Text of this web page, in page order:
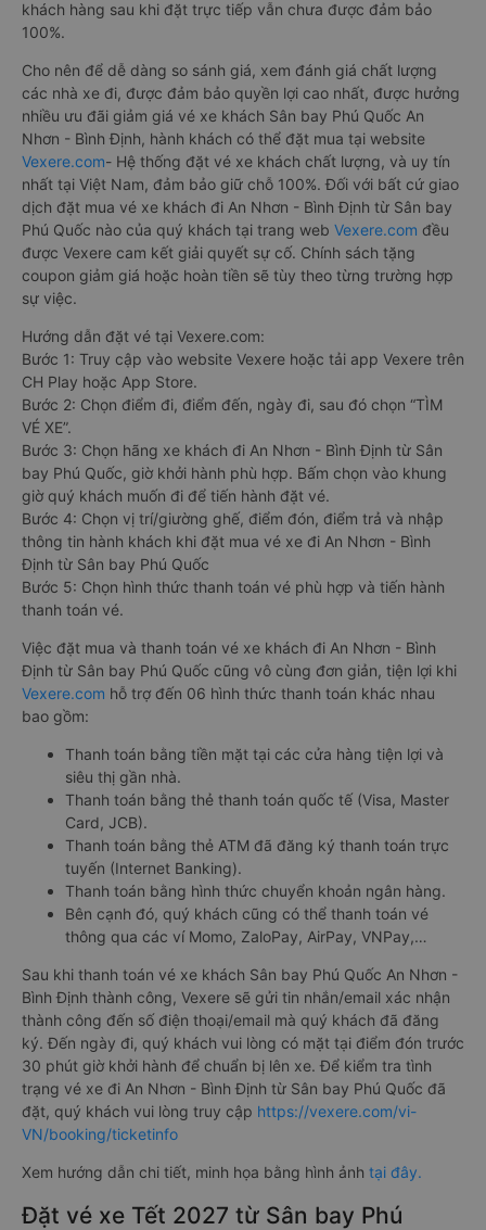
khách hàng sau khi đặt trực tiếp vẫn chưa được đảm bảo
100%.
Cho nên để dễ dàng so sánh giá, xem đánh giá chất lượng
các nhà xe đi, được đảm bảo quyền lợi cao nhất, được hưởng
nhiều ưu đãi giảm giá vé xe khách Sân bay Phú Quốc An
Nhơn - Bình Định, hành khách có thể đặt mua tại website
Vexere.com- Hệ thống đặt vé xe khách chất lượng, và uy tín
nhất tại Việt Nam, đảm bảo giữ chỗ 100%. Đối với bất cứ giao
dịch đặt mua vé xe khách đi An Nhơn - Bình Định từ Sân bay
Phú Quốc nào của quý khách tại trang web Vexere.com đều
được Vexere cam kết giải quyết sự cố. Chính sách tặng
coupon giảm giá hoặc hoàn tiền sẽ tùy theo từng trường hợp
sự việc.
Hướng dẫn đặt vé tại Vexere.com:
Bước 1: Truy cập vào website Vexere hoặc tải app Vexere trên
CH Play hoặc App Store.
Bước 2: Chọn điểm đi, điểm đến, ngày đi, sau đó chọn “TÌM
VÉ XE”.
Bước 3: Chọn hãng xe khách đi An Nhơn - Bình Định từ Sân
bay Phú Quốc, giờ khởi hành phù hợp. Bấm chọn vào khung
giờ quý khách muốn đi để tiến hành đặt vé.
Bước 4: Chọn vị trí/giường ghế, điểm đón, điểm trả và nhập
thông tin hành khách khi đặt mua vé xe đi An Nhơn - Bình
Định từ Sân bay Phú Quốc
Bước 5: Chọn hình thức thanh toán vé phù hợp và tiến hành
thanh toán vé.
Việc đặt mua và thanh toán vé xe khách đi An Nhơn - Bình
Định từ Sân bay Phú Quốc cũng vô cùng đơn giản, tiện lợi khi
Vexere.com hỗ trợ đến 06 hình thức thanh toán khác nhau
bao gồm:
Thanh toán bằng tiền mặt tại các cửa hàng tiện lợi và
siêu thị gần nhà.
Thanh toán bằng thẻ thanh toán quốc tế (Visa, Master
Card, JCB).
Thanh toán bằng thẻ ATM đã đăng ký thanh toán trực
tuyến (Internet Banking).
Thanh toán bằng hình thức chuyển khoản ngân hàng.
Bên cạnh đó, quý khách cũng có thể thanh toán vé
thông qua các ví Momo, ZaloPay, AirPay, VNPay,…
Sau khi thanh toán vé xe khách Sân bay Phú Quốc An Nhơn -
Bình Định thành công, Vexere sẽ gửi tin nhắn/email xác nhận
thành công đến số điện thoại/email mà quý khách đã đăng
ký. Đến ngày đi, quý khách vui lòng có mặt tại điểm đón trước
30 phút giờ khởi hành để chuẩn bị lên xe. Để kiểm tra tình
trạng vé xe đi An Nhơn - Bình Định từ Sân bay Phú Quốc đã
đặt, quý khách vui lòng truy cập https://vexere.com/vi-
VN/booking/ticketinfo
Xem hướng dẫn chi tiết, minh họa bằng hình ảnh tại đây.
Đặt vé xe Tết 2027 từ Sân bay Phú